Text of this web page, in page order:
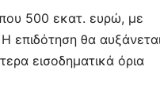
500 εκατ. ευρώ, με
επιδότηση θα
εισοδηματικά όρια